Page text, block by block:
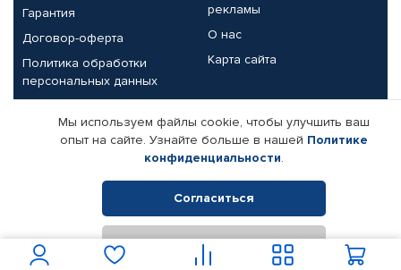
Гарантия
Договор-оферта
Политика обработки
персональных данных
рекламы
О нас
Карта сайта
Партнерам
Корпоративным клиентам
Поставщикам
Реквизиты компании
© КАМАЗ ЦЕНТР ДОНЕЦК, 2015-2026. Все права защищены.
Интернет-магазин автомобильных товаров Автопрофи.
Мы используем файлы cookie, чтобы улучшить ваш
опыт на сайте. Узнайте больше в нашей Политике
конфиденциальности.
Согласиться
Отклонить